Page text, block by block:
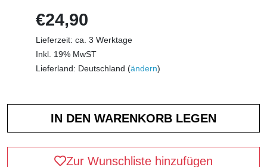
€24,90
Lieferzeit: ca. 3 Werktage
Inkl. 19% MwST
Lieferland: Deutschland (ändern)
Zur Wunschliste hinzufügen